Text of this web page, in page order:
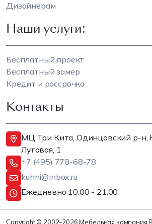
Дизайнерам
Наши услуги:
Бесплатный проект
Бесплатный замер
Кредит и рассрочка
Контакты
МЦ Три Кита, Одинцовский р-н,
Луговая, 1
+7 (495) 778-68-78
kuhni@inbox.ru
Ежедневно 10:00 - 21:00
Copyright © 2002–2026 Мебельная компания